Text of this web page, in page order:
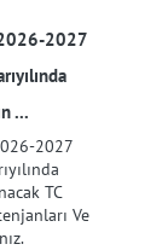
2027
...
2027
TC
Ve